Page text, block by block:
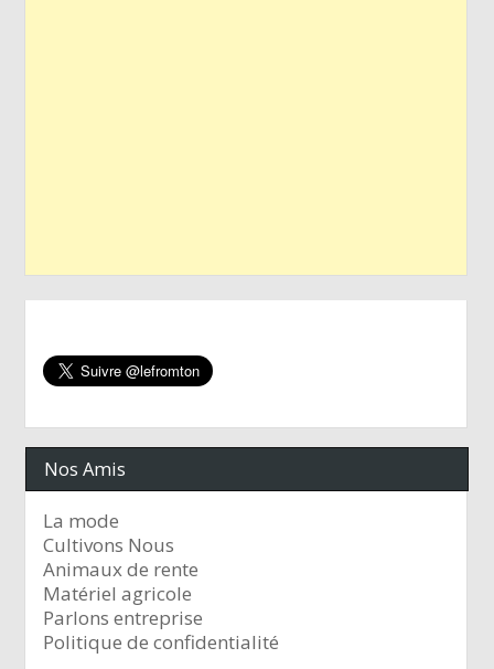
Nos Amis
La mode
Cultivons Nous
Animaux de rente
Matériel agricole
Parlons entreprise
Politique de confidentialité